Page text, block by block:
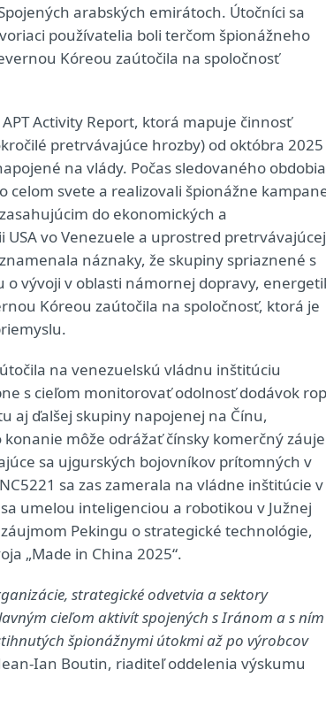
arabských emirátoch. Útočníci sa
používatelia boli terčom špionážneho
Kóreou zaútočila na spoločnosť
Activity Report, ktorá mapuje činnosť
pretrvávajúce hrozby) od októbra 2025
na vlády. Počas sledovaného obdobia
svete a realizovali špionážne
do ekonomických a
vo Venezuele a uprostred pretrvávajúcej
náznaky, že skupiny spriaznené s
o vývoji v oblasti námornej dopravy,
Kóreou zaútočila na spoločnosť, ktorá je
na venezuelskú vládnu inštitúciu
s cieľom monitorovať odolnosť dodávok
aj ďalšej skupiny napojenej na Čínu,
môže odrážať čínsky komerčný
sa ujgurských bojovníkov prítomných v
sa zas zamerala na vládne inštitúcie v
umelou inteligenciou a robotikou v Južnej
Pekingu o strategické technológie,
„Made in China 2025“.
strategické odvetvia a sektory
cieľom aktivít spojených s Iránom a s ním
špionážnymi útokmi až po výrobcov
Ian Boutin, riaditeľ oddelenia výskumu